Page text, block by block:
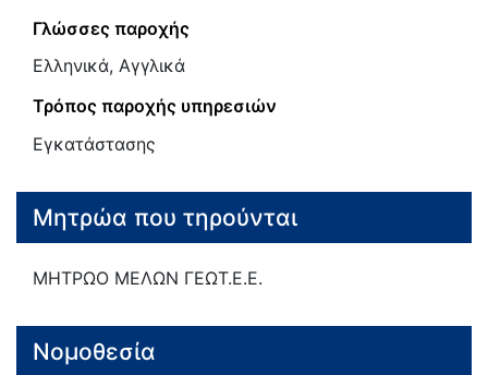
Γλώσσες παροχής
Ελληνικά, Αγγλικά
Τρόπος παροχής υπηρεσιών
Εγκατάστασης
Μητρώα που τηρούνται
ΜΗΤΡΩΟ ΜΕΛΩΝ ΓΕΩΤ.Ε.Ε.
Νομοθεσία